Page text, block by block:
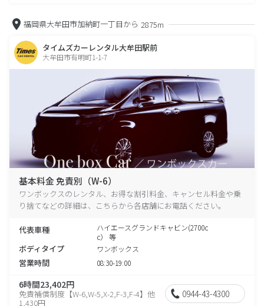
福岡県大牟田市加納町一丁目から 2875m
タイムズカーレンタル大牟田駅前
大牟田市有明町1-1-7
基本料金 免責別（W-6）
ワンボックスのレンタル、お得な割引料金、キャンセル料金や乗
り捨てなどの詳細は、こちらから各店舗にお電話ください。
代表車種
ハイエースグランドキャビン(2700c
c） 等
ボディタイプ ワンボックス
営業時間 08:30-19:00
6時間23,402円
免責補償制度【W-6,W-5,X-2,F-3,F-4】他
1,430円
0944-43-4300